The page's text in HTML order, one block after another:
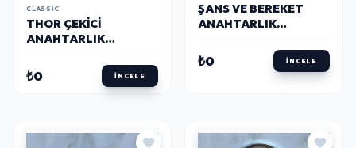
CLASSIC
THOR ÇEKICI
ANAHTARLIK
₺0 İNCELE
ŞANS VE BEREKET
ANAHTARLIK
₺0 İNCELE